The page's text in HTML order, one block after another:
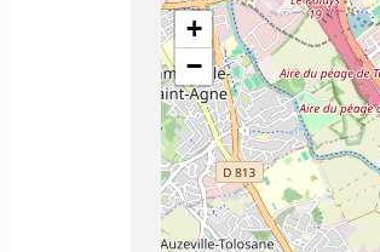
+
−